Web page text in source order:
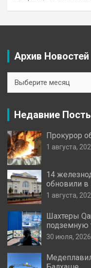
Архив Новостей
Новостей
Недавние
Прокурор
1 августа,
14
обновили в
1 августа,
Шахтеры
подземную
30 июля, 2026